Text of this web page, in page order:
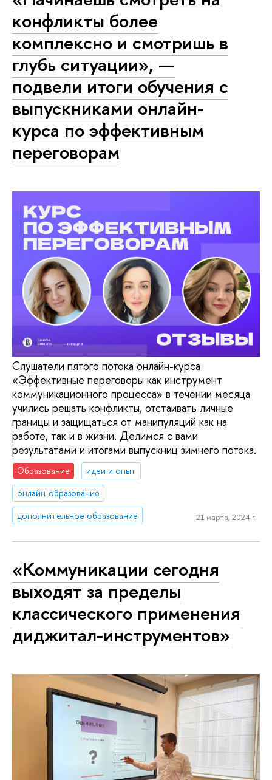
конфликты более
комплексно и смотришь в
глубь ситуации», —
подвели итоги обучения с
выпускниками онлайн-
курса по эффективным
переговорам
Слушатели пятого потока онлайн-курса
«‎Эффективные переговоры как инструмент
коммуникационного процесса» в течении месяца
учились решать конфликты, отстаивать личные
границы и защищаться от манипуляций как на
работе, так и в жизни. Делимся с вами
результатами и итогами выпускниц зимнего потока.
Образование
идеи и опыт
онлайн-образование
дополнительное образование
21 марта, 2024 г.
«Коммуникации сегодня
выходят за пределы
классического применения
диджитал-инструментов»